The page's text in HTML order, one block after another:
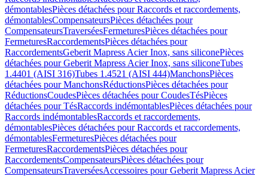
démontablesPièces détachées pour Raccords et raccordements,
démontablesCompensateursPièces détachées pour
CompensateursTraverséesFermeturesPièces détachées pour
FermeturesRaccordementsPièces détachées pour
RaccordementsGeberit Mapress Acier Inox, sans siliconePièces
détachées pour Geberit Mapress Acier Inox, sans siliconeTubes
1.4401 (AISI 316)Tubes 1.4521 (AISI 444)ManchonsPièces
détachées pour ManchonsRéductionsPièces détachées pour
RéductionsCoudesPièces détachées pour CoudesTésPièces
détachées pour TésRaccords indémontablesPièces détachées pour
Raccords indémontablesRaccords et raccordements,
démontablesPièces détachées pour Raccords et raccordements,
démontablesFermeturesPièces détachées pour
FermeturesRaccordementsPièces détachées pour
RaccordementsCompensateursPièces détachées pour
CompensateursTraverséesAccessoires pour Geberit Mapress Acier